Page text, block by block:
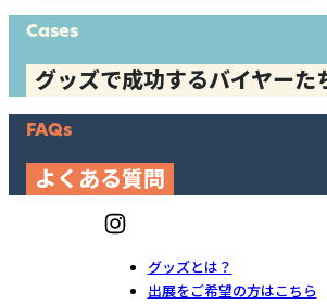
Cases
グッズで成功するバイヤーた
FAQs
よくある質問
グッズとは？
出展をご希望の方はこちら